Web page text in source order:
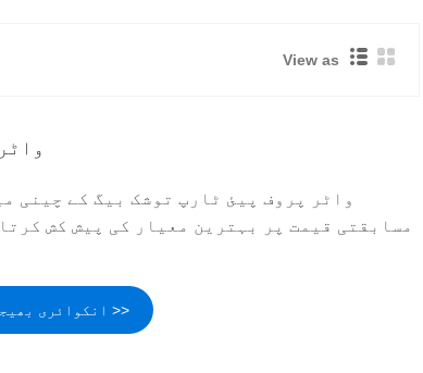
View as
واٹر پروف پیئ ٹارپ توشک بیگ کے چینی
مسابقتی قیمت پر بہترین معیار کی پیش کش
انکوائری بھیجیں۔ >>